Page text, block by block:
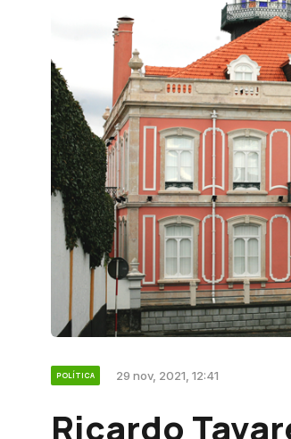
POLÍTICA 29 nov, 2021, 12:41
Ricardo